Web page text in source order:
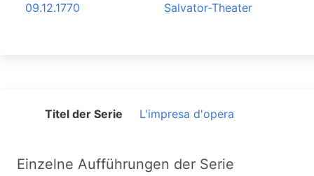
09.12.1770 Salvator-Theater
Titel der Serie L'impresa d'opera
Einzelne Aufführungen der Serie